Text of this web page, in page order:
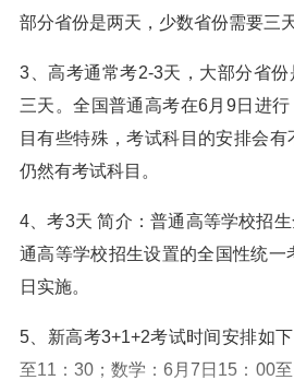
部分省份是两天，少数省份需要三天
3、高考通常考2-3天，大部分省
三天。全国普通高考在6月9日进
目有些特殊，考试科目的安排会
仍然有考试科目。
4、考3天 简介：普通高等学校招
通高等学校招生设置的全国性统一
日实施。
5、新高考3+1+2考试时间安排如
至11：30；数学：6月7日15：00